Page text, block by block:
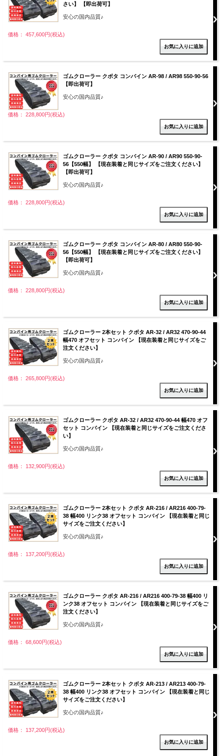
さい】 【即出荷可】
安心の国内品質♪
価格： 457,600円(税込)
ゴムクローラー クボタ コンバイン AR-98 / AR98 550-90-56
【即出荷可】
安心の国内品質♪
価格： 228,800円(税込)
ゴムクローラー クボタ コンバイン AR-90 / AR90 550-90-
56【550幅】 【現在装着と同じサイズをご注文ください】
【即出荷可】
安心の国内品質♪
価格： 228,800円(税込)
ゴムクローラー クボタ コンバイン AR-80 / AR80 550-90-
56【550幅】 【現在装着と同じサイズをご注文ください】
【即出荷可】
安心の国内品質♪
価格： 228,800円(税込)
ゴムクローラー 2本セット クボタ AR-32 / AR32 470-90-44
幅470 オフセット コンバイン 【現在装着と同じサイズをご
注文ください】
安心の国内品質♪
価格： 265,800円(税込)
ゴムクローラー クボタ AR-32 / AR32 470-90-44 幅470 オフ
セット コンバイン 【現在装着と同じサイズをご注文くださ
い】
安心の国内品質♪
価格： 132,900円(税込)
ゴムクローラー 2本セット クボタ AR-216 / AR216 400-79-
38 幅400 リンク38 オフセット コンバイン 【現在装着と同じ
サイズをご注文ください】
安心の国内品質♪
価格： 137,200円(税込)
ゴムクローラー クボタ AR-216 / AR216 400-79-38 幅400 リ
ンク38 オフセット コンバイン 【現在装着と同じサイズをご
注文ください】
安心の国内品質♪
価格： 68,600円(税込)
ゴムクローラー 2本セット クボタ AR-213 / AR213 400-79-
38 幅400 リンク38 オフセット コンバイン 【現在装着と同じ
サイズをご注文ください】
安心の国内品質♪
価格： 137,200円(税込)